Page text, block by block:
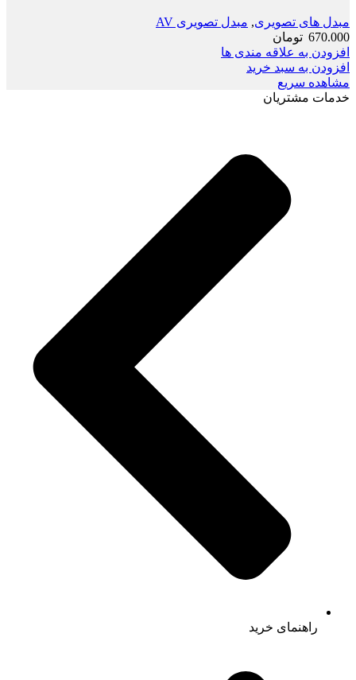
مبدل های تصویری, مبدل تصویری AV
670.000 تومان
افزودن به علاقه مندی ها
افزودن به سبد خرید
مشاهده سریع
خدمات مشتریان
راهنمای خرید